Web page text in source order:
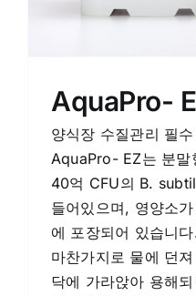
AquaPro-
양식장 수질관리 필
AquaPro- EZ는 분말
40억 CFU의 B.
들어있으며, 영양소
에 포장되어 있습니
마찬가지로 물에 던
닥에 가라앉아 용해